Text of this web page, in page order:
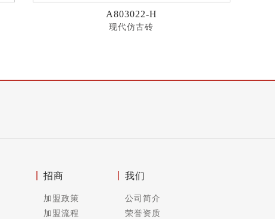
A803022-H
现代仿古砖
招商
加盟政策
加盟流程
我们
公司简介
荣誉资质